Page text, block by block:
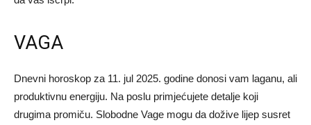
VAGA
Dnevni horoskop za 11. jul 2025. godine donosi vam laganu, ali
produktivnu energiju. Na poslu primjećujete detalje koji
drugima promiču. Slobodne Vage mogu da dožive lijep susret